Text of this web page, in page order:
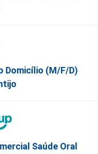
Domicílio (m/f/d)
Saúde Oral